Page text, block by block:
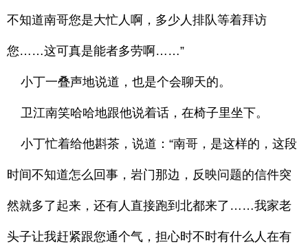
不知道南哥您是大忙人啊，多少人排队等着拜访
您……这可真是能者多劳啊……”
小丁一叠声地说道，也是个会聊天的。
卫江南笑哈哈地跟他说着话，在椅子里坐下。
小丁忙着给他斟茶，说道：“南哥，是这样的，这段
时间不知道怎么回事，岩门那边，反映问题的信件突
然就多了起来，还有人直接跑到北都来了……我家老
头子让我赶紧跟您通个气，担心时不时有什么人在有